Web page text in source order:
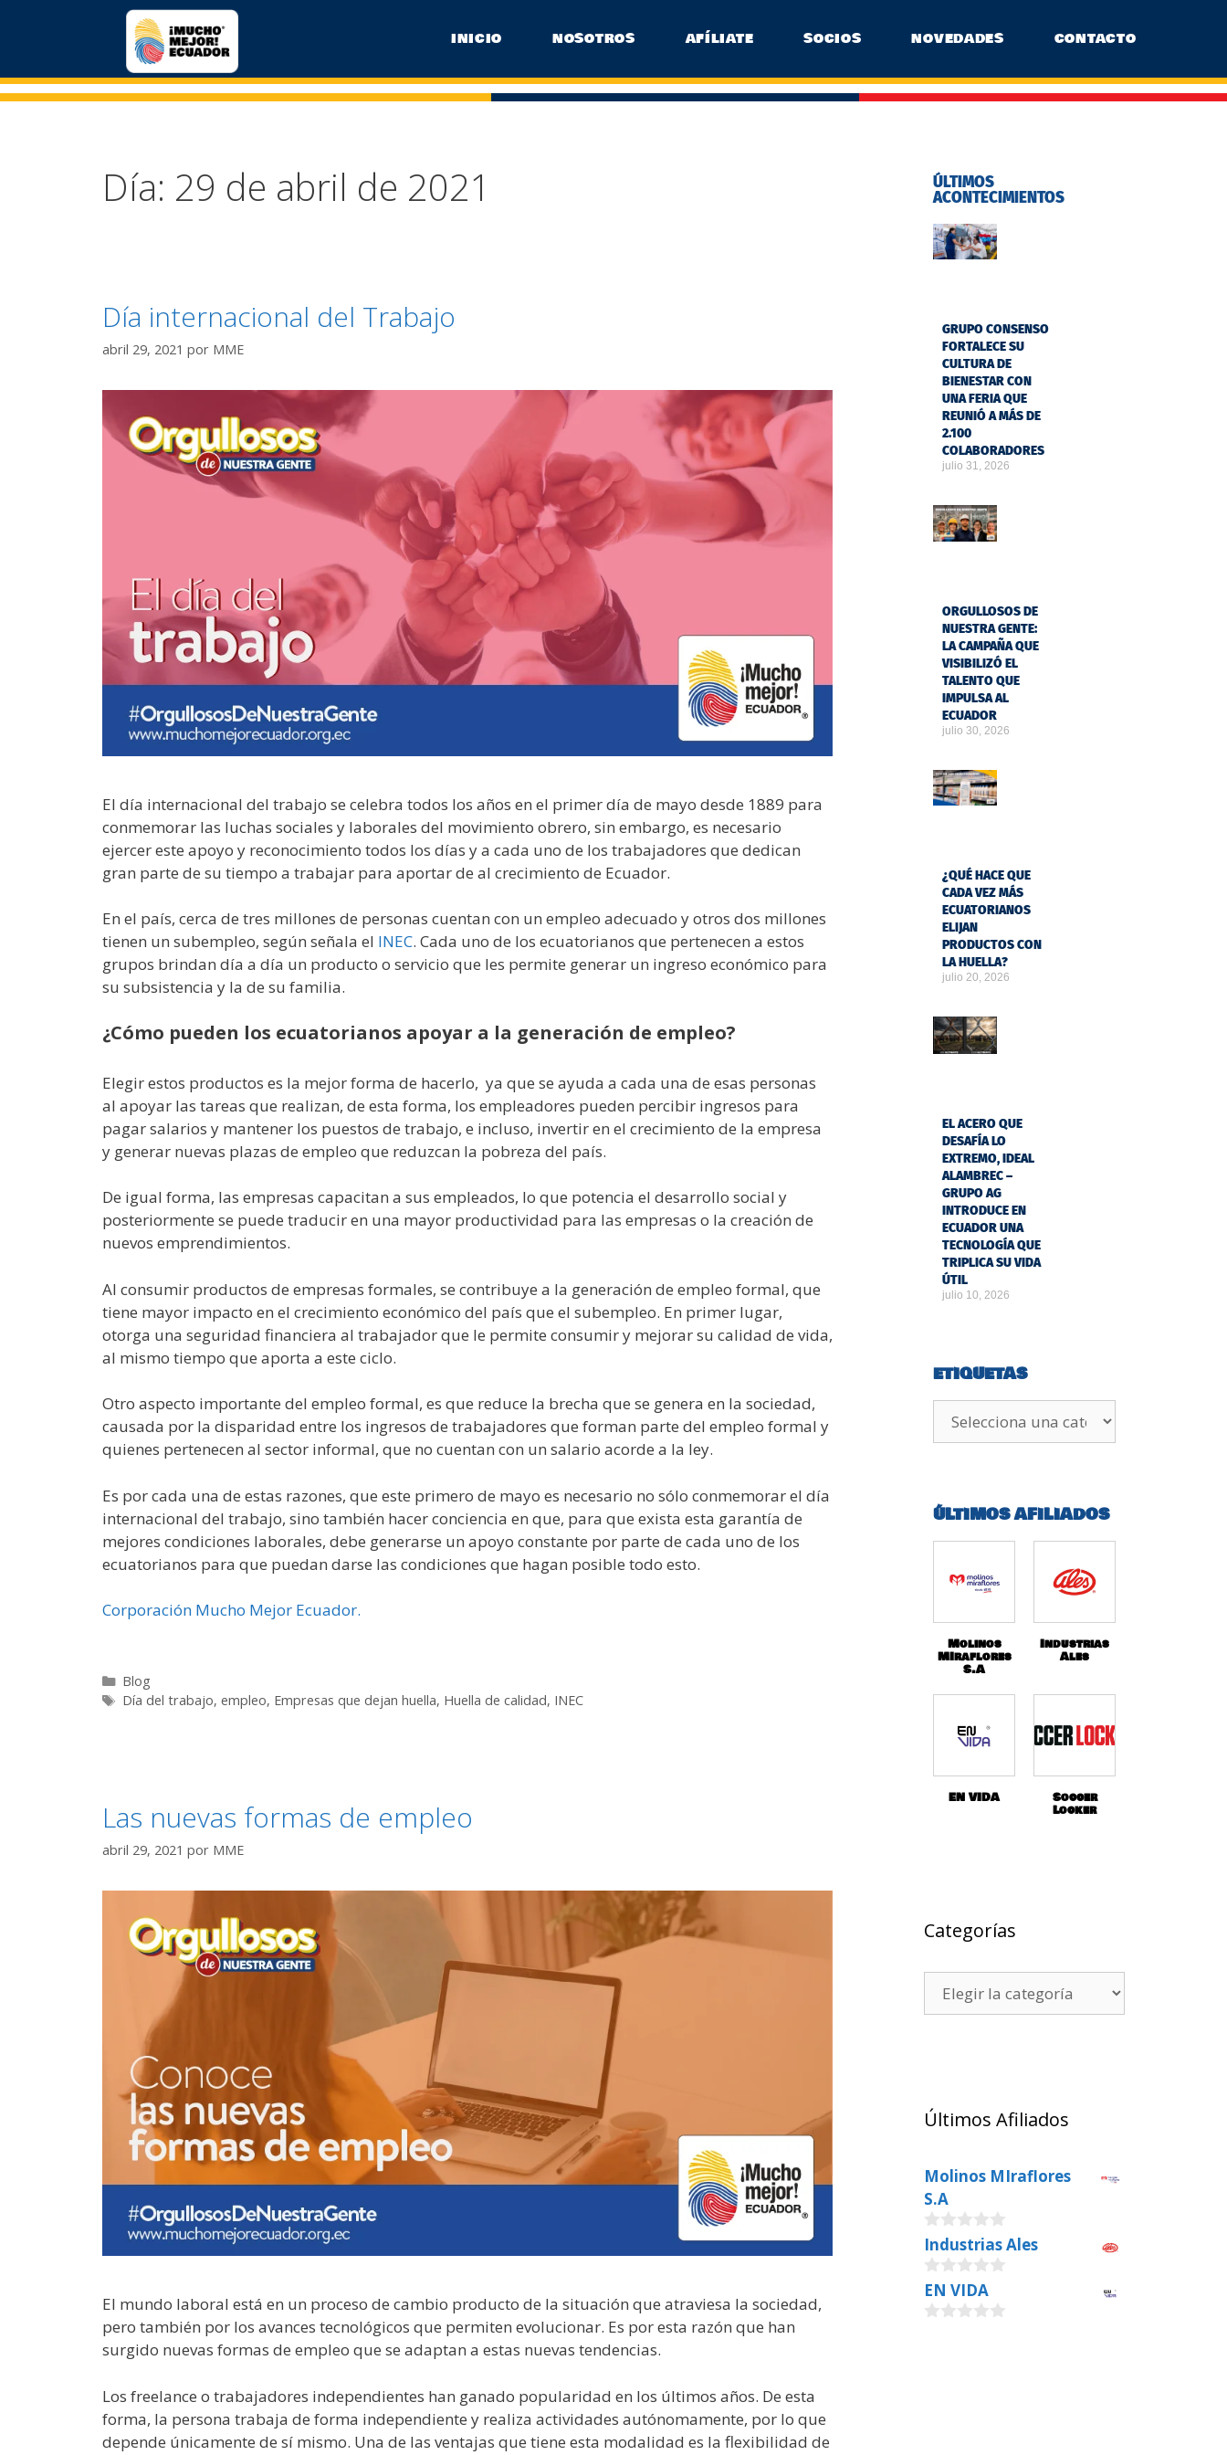
INICIO NOSOTROS AFÍLIATE SOCIOS NOVEDADES CONTACTO
Día: 29 de abril de 2021
Día internacional del Trabajo
abril 29, 2021 por MME
El día internacional del trabajo se celebra todos los años en el primer día de mayo desde 1889 para
conmemorar las luchas sociales y laborales del movimiento obrero, sin embargo, es necesario
ejercer este apoyo y reconocimiento todos los días y a cada uno de los trabajadores que dedican
gran parte de su tiempo a trabajar para aportar de al crecimiento de Ecuador.
En el país, cerca de tres millones de personas cuentan con un empleo adecuado y otros dos millones
tienen un subempleo, según señala el INEC. Cada uno de los ecuatorianos que pertenecen a estos
grupos brindan día a día un producto o servicio que les permite generar un ingreso económico para
su subsistencia y la de su familia.
¿Cómo pueden los ecuatorianos apoyar a la generación de empleo?
Elegir estos productos es la mejor forma de hacerlo, ya que se ayuda a cada una de esas personas
al apoyar las tareas que realizan, de esta forma, los empleadores pueden percibir ingresos para
pagar salarios y mantener los puestos de trabajo, e incluso, invertir en el crecimiento de la empresa
y generar nuevas plazas de empleo que reduzcan la pobreza del país.
De igual forma, las empresas capacitan a sus empleados, lo que potencia el desarrollo social y
posteriormente se puede traducir en una mayor productividad para las empresas o la creación de
nuevos emprendimientos.
Al consumir productos de empresas formales, se contribuye a la generación de empleo formal, que
tiene mayor impacto en el crecimiento económico del país que el subempleo. En primer lugar,
otorga una seguridad financiera al trabajador que le permite consumir y mejorar su calidad de vida,
al mismo tiempo que aporta a este ciclo.
Otro aspecto importante del empleo formal, es que reduce la brecha que se genera en la sociedad,
causada por la disparidad entre los ingresos de trabajadores que forman parte del empleo formal y
quienes pertenecen al sector informal, que no cuentan con un salario acorde a la ley.
Es por cada una de estas razones, que este primero de mayo es necesario no sólo conmemorar el día
internacional del trabajo, sino también hacer conciencia en que, para que exista esta garantía de
mejores condiciones laborales, debe generarse un apoyo constante por parte de cada uno de los
ecuatorianos para que puedan darse las condiciones que hagan posible todo esto.
Corporación Mucho Mejor Ecuador.
Blog
Día del trabajo, empleo, Empresas que dejan huella, Huella de calidad, INEC
Las nuevas formas de empleo
abril 29, 2021 por MME
El mundo laboral está en un proceso de cambio producto de la situación que atraviesa la sociedad,
pero también por los avances tecnológicos que permiten evolucionar. Es por esta razón que han
surgido nuevas formas de empleo que se adaptan a estas nuevas tendencias.
Los freelance o trabajadores independientes han ganado popularidad en los últimos años. De esta
forma, la persona trabaja de forma independiente y realiza actividades autónomamente, por lo que
depende únicamente de sí mismo. Una de las ventajas que tiene esta modalidad es la flexibilidad de
ÚLTIMOS
ACONTECIMIENTOS
GRUPO CONSENSO
FORTALECE SU
CULTURA DE
BIENESTAR CON
UNA FERIA QUE
REUNIÓ A MÁS DE
2.100
COLABORADORES
julio 31, 2026
ORGULLOSOS DE
NUESTRA GENTE:
LA CAMPAÑA QUE
VISIBILIZÓ EL
TALENTO QUE
IMPULSA AL
ECUADOR
julio 30, 2026
¿QUÉ HACE QUE
CADA VEZ MÁS
ECUATORIANOS
ELIJAN
PRODUCTOS CON
LA HUELLA?
julio 20, 2026
EL ACERO QUE
DESAFÍA LO
EXTREMO, IDEAL
ALAMBREC –
GRUPO AG
INTRODUCE EN
ECUADOR UNA
TECNOLOGÍA QUE
TRIPLICA SU VIDA
ÚTIL
julio 10, 2026
ETIQUETAS
ÚLTIMOS AFILIADOS
Molinos
MIraflores
S.A
Industrias
Ales
EN VIDA Soccer
Locker
Categorías
Últimos Afiliados
Molinos MIraflores
S.A
0
o
u
t
o
f
Industrias Ales
0
o
u
EN VIDA